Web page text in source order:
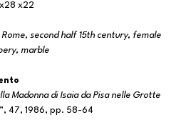
x22
second half 15th century, female
marble
Madonna di Isaia da Pisa nelle Grotte
47, 1986, pp. 58-64